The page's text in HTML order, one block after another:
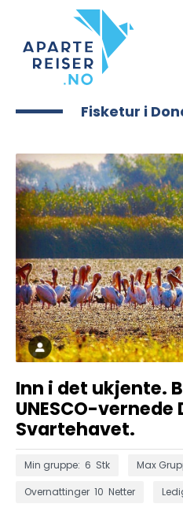
Fisketur i
Inn i det ukjente.
UNESCO-
Svartehavet.
Min gruppe: 6 Stk Max
Overnattinger 10 Netter